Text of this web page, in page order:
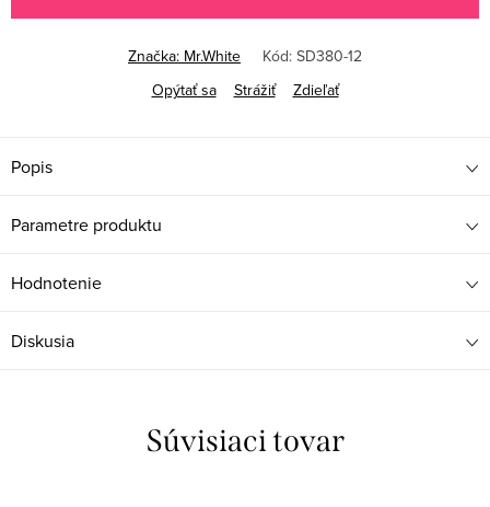
Značka: Mr.White Kód: SD380-12
Opýtať sa
Strážiť Zdieľať
Popis
Parametre produktu
Hodnotenie
Diskusia
Súvisiaci tovar